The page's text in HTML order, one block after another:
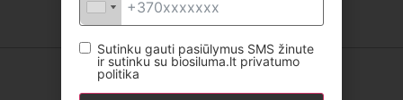
Sutinku gauti pasiūlymus SMS žinute
ir sutinku su biosiluma.lt privatumo
politika